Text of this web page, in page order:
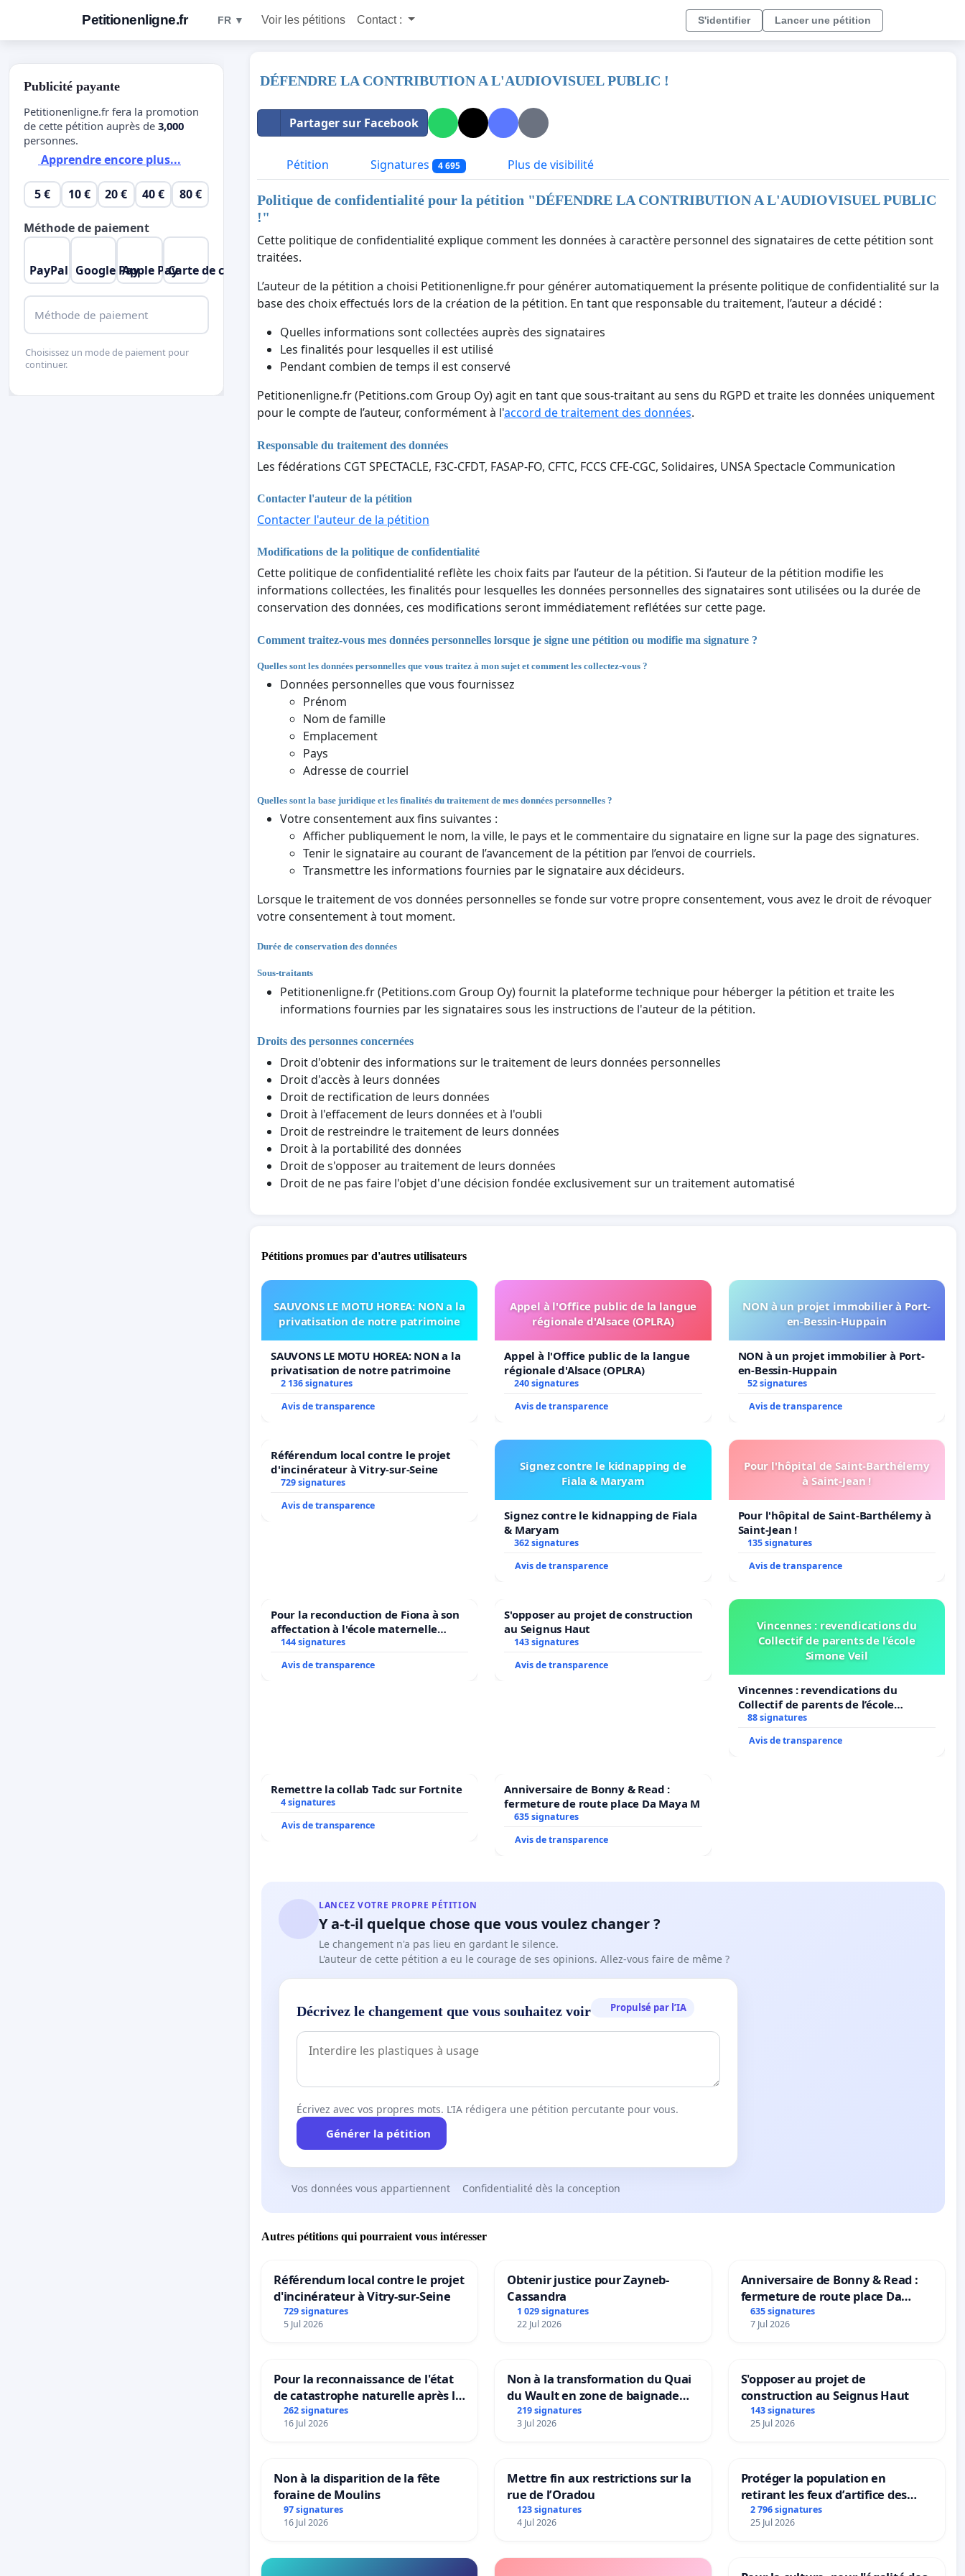
Petitionenligne.fr FR ▼ Voir les pétitions Contact : S'identifier Lancer une pétition
DÉFENDRE LA CONTRIBUTION A L'AUDIOVISUEL PUBLIC !
Partager sur Facebook
Pétition Signatures 4 695 Plus de visibilité
Politique de confidentialité pour la pétition "DÉFENDRE LA CONTRIBUTION A L'AUDIOVISUEL PUBLIC
!"
Cette politique de confidentialité explique comment les données à caractère personnel des signataires de cette pétition sont
traitées.
L’auteur de la pétition a choisi Petitionenligne.fr pour générer automatiquement la présente politique de confidentialité sur la
base des choix effectués lors de la création de la pétition. En tant que responsable du traitement, l’auteur a décidé :
Quelles informations sont collectées auprès des signataires
Les finalités pour lesquelles il est utilisé
Pendant combien de temps il est conservé
Petitionenligne.fr (Petitions.com Group Oy) agit en tant que sous-traitant au sens du RGPD et traite les données uniquement
pour le compte de l’auteur, conformément à l'accord de traitement des données.
Responsable du traitement des données
Les fédérations CGT SPECTACLE, F3C-CFDT, FASAP-FO, CFTC, FCCS CFE-CGC, Solidaires, UNSA Spectacle Communication
Contacter l'auteur de la pétition
Contacter l'auteur de la pétition
Modifications de la politique de confidentialité
Cette politique de confidentialité reflète les choix faits par l’auteur de la pétition. Si l’auteur de la pétition modifie les
informations collectées, les finalités pour lesquelles les données personnelles des signataires sont utilisées ou la durée de
conservation des données, ces modifications seront immédiatement reflétées sur cette page.
Comment traitez-vous mes données personnelles lorsque je signe une pétition ou modifie ma signature ?
Quelles sont les données personnelles que vous traitez à mon sujet et comment les collectez-vous ?
Données personnelles que vous fournissez
Prénom
Nom de famille
Emplacement
Pays
Adresse de courriel
Quelles sont la base juridique et les finalités du traitement de mes données personnelles ?
Votre consentement aux fins suivantes :
Afficher publiquement le nom, la ville, le pays et le commentaire du signataire en ligne sur la page des signatures.
Tenir le signataire au courant de l’avancement de la pétition par l’envoi de courriels.
Transmettre les informations fournies par le signataire aux décideurs.
Lorsque le traitement de vos données personnelles se fonde sur votre propre consentement, vous avez le droit de révoquer
votre consentement à tout moment.
Durée de conservation des données
Sous-traitants
Petitionenligne.fr (Petitions.com Group Oy) fournit la plateforme technique pour héberger la pétition et traite les
informations fournies par les signataires sous les instructions de l'auteur de la pétition.
Droits des personnes concernées
Droit d'obtenir des informations sur le traitement de leurs données personnelles
Droit d'accès à leurs données
Droit de rectification de leurs données
Droit à l'effacement de leurs données et à l'oubli
Droit de restreindre le traitement de leurs données
Droit à la portabilité des données
Droit de s'opposer au traitement de leurs données
Droit de ne pas faire l'objet d'une décision fondée exclusivement sur un traitement automatisé
Pétitions promues par d'autres utilisateurs
SAUVONS LE MOTU HOREA: NON a la
privatisation de notre patrimoine
SAUVONS LE MOTU HOREA: NON a la
privatisation de notre patrimoine
2 136 signatures
Avis de transparence
Appel à l'Office public de la langue
régionale d'Alsace (OPLRA)
Appel à l'Office public de la langue
régionale d'Alsace (OPLRA)
240 signatures
Avis de transparence
NON à un projet immobilier à Port-
en-Bessin-Huppain
NON à un projet immobilier à Port-
en-Bessin-Huppain
52 signatures
Avis de transparence
Référendum local contre le projet
d'incinérateur à Vitry-sur-Seine
729 signatures
Avis de transparence
Signez contre le kidnapping de
Fiala & Maryam
Signez contre le kidnapping de Fiala
& Maryam
362 signatures
Avis de transparence
Pour l'hôpital de Saint-Barthélemy
à Saint-Jean !
Pour l'hôpital de Saint-Barthélemy à
Saint-Jean !
135 signatures
Avis de transparence
Pour la reconduction de Fiona à son
affectation à l'école maternelle
LAMARTINE auprès de Léo N. en
144 signatures
Avis de transparence
S'opposer au projet de construction
au Seignus Haut
143 signatures
Avis de transparence
Vincennes : revendications du
Collectif de parents de l’école
Simone Veil
Vincennes : revendications du
Collectif de parents de l’école
Simone Veil
88 signatures
Avis de transparence
Remettre la collab Tadc sur Fortnite
4 signatures
Avis de transparence
Anniversaire de Bonny & Read :
fermeture de route place Da Maya M
635 signatures
Avis de transparence
LANCEZ VOTRE PROPRE PÉTITION
Y a-t-il quelque chose que vous voulez changer ?
Le changement n'a pas lieu en gardant le silence.
L'auteur de cette pétition a eu le courage de ses opinions. Allez-vous faire de même ?
Décrivez le changement que vous souhaitez voir Propulsé par l’IA
Écrivez avec vos propres mots. L’IA rédigera une pétition percutante pour vous.
Générer la pétition
Vos données vous appartiennent Confidentialité dès la conception
Autres pétitions qui pourraient vous intéresser
Référendum local contre le projet
d'incinérateur à Vitry-sur-Seine
729 signatures
5 Jul 2026
Obtenir justice pour Zayneb-
Cassandra
1 029 signatures
22 Jul 2026
Anniversaire de Bonny & Read :
fermeture de route place Da
Maya M
635 signatures
7 Jul 2026
Pour la reconnaissance de l'état
de catastrophe naturelle après la
grêle du 15 juillet 2026 à Aubenas
et ses alentours
262 signatures
16 Jul 2026
Non à la transformation du Quai
du Wault en zone de baignade
urbaine
219 signatures
3 Jul 2026
S'opposer au projet de
construction au Seignus Haut
143 signatures
25 Jul 2026
Non à la disparition de la fête
foraine de Moulins
97 signatures
16 Jul 2026
Mettre fin aux restrictions sur la
rue de l’Oradou
123 signatures
4 Jul 2026
Protéger la population en
retirant les feux d’artifice des
rayons
2 796 signatures
25 Jul 2026
Publicité payante
Petitionenligne.fr fera la promotion
de cette pétition auprès de 3,000
personnes.
Apprendre encore plus...
5 € 10 € 20 € 40 € 80 €
Méthode de paiement
PayPal Google PayApple PayCarte de crédit
Méthode de paiement
Choisissez un mode de paiement pour
continuer.